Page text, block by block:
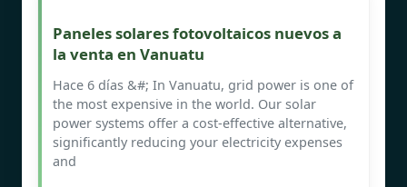
Paneles solares fotovoltaicos nuevos a
la venta en Vanuatu
Hace 6 días &#; In Vanuatu, grid power is one of
the most expensive in the world. Our solar
power systems offer a cost-effective alternative,
significantly reducing your electricity expenses
and